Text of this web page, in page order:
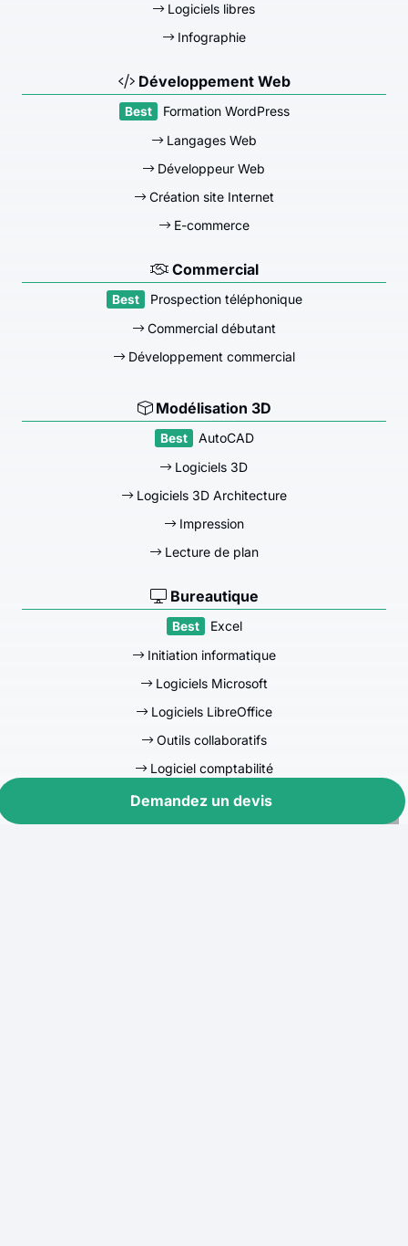
Demandez un devis
Logiciels libres
Infographie
Développement Web
Formation WordPress
Langages Web
Développeur Web
Création site Internet
E-commerce
Commercial
Prospection téléphonique
Commercial débutant
Développement commercial
Modélisation 3D
AutoCAD
Logiciels 3D
Logiciels 3D Architecture
Impression
Lecture de plan
Bureautique
Excel
Initiation informatique
Logiciels Microsoft
Logiciels LibreOffice
Outils collaboratifs
Logiciel comptabilité
Efficacité professionnelle